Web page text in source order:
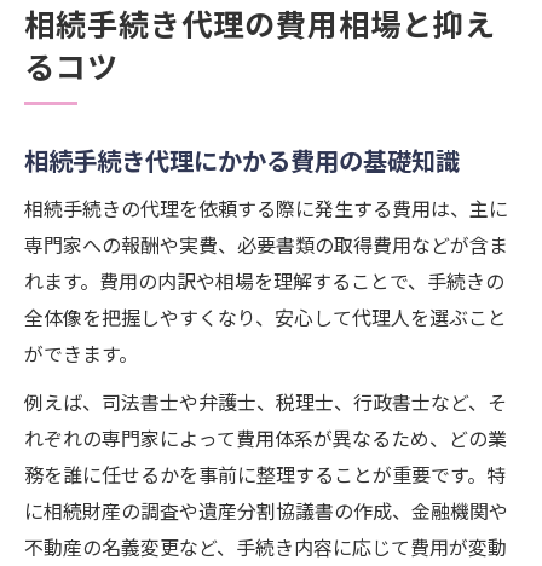
相続手続き代理の費用相場と抑え
るコツ
相続手続き代理にかかる費用の基礎知識
相続手続きの代理を依頼する際に発生する費用は、主に
専門家への報酬や実費、必要書類の取得費用などが含ま
れます。費用の内訳や相場を理解することで、手続きの
全体像を把握しやすくなり、安心して代理人を選ぶこと
ができます。
例えば、司法書士や弁護士、税理士、行政書士など、そ
れぞれの専門家によって費用体系が異なるため、どの業
務を誰に任せるかを事前に整理することが重要です。特
に相続財産の調査や遺産分割協議書の作成、金融機関や
不動産の名義変更など、手続き内容に応じて費用が変動